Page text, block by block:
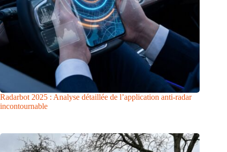
Radarbot 2025 : Analyse détaillée de l’application anti-radar
incontournable